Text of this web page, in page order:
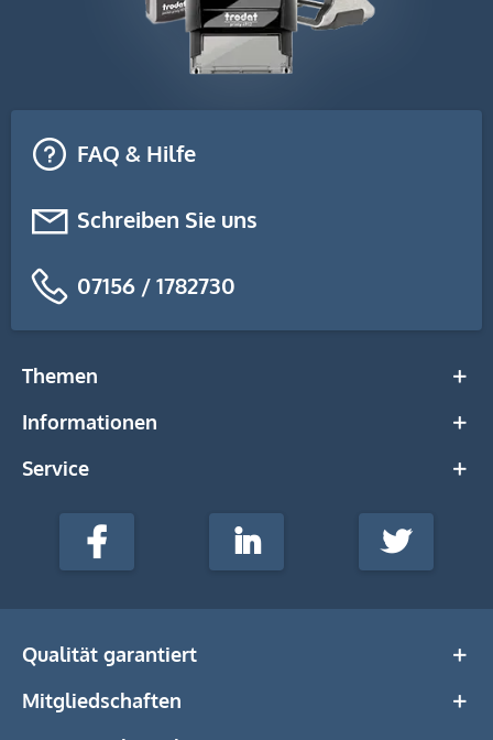
FAQ & Hilfe
Schreiben Sie uns
07156 / 1782730
Themen
Informationen
Service
stempel-
Media
Facebook LinkedIn Twitter
Qualität garantiert
Mitgliedschaften